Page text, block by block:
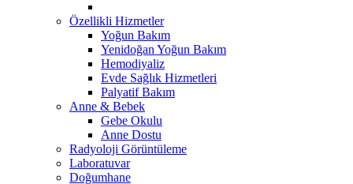
Özellikli Hizmetler
Yoğun Bakım
Yenidoğan Yoğun Bakım
Hemodiyaliz
Evde Sağlık Hizmetleri
Palyatif Bakım
Anne & Bebek
Gebe Okulu
Anne Dostu
Radyoloji Görüntüleme
Laboratuvar
Doğumhane